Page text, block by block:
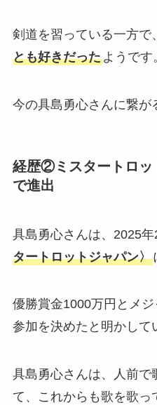
剣道を習っている一方で、
とも好きだったようです
今の具島勇心さんに繋が
経歴②ミスタートロッ
で進出
具島勇心さんは、2025
タートロットジャパン〉
優勝賞金1000万円とメ
参加を決めたと明かして
具島勇心さんは、人前で
て、これからも歌を歌っ